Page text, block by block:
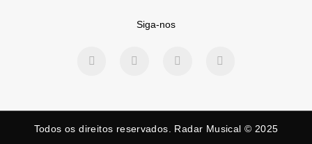
Siga-nos
Todos os direitos reservados. Radar Musical © 2025